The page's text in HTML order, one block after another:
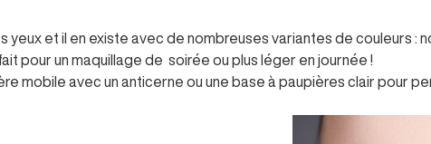
yeux et il en existe avec de nombreuses variantes de couleurs :
pour un maquillage de soirée ou plus léger en journée !
mobile avec un anticerne ou une base à paupières clair pour